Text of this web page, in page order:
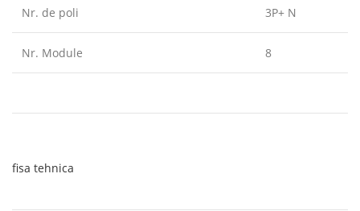
Nr. de poli 3P+ N
Nr. Module 8
fisa tehnica